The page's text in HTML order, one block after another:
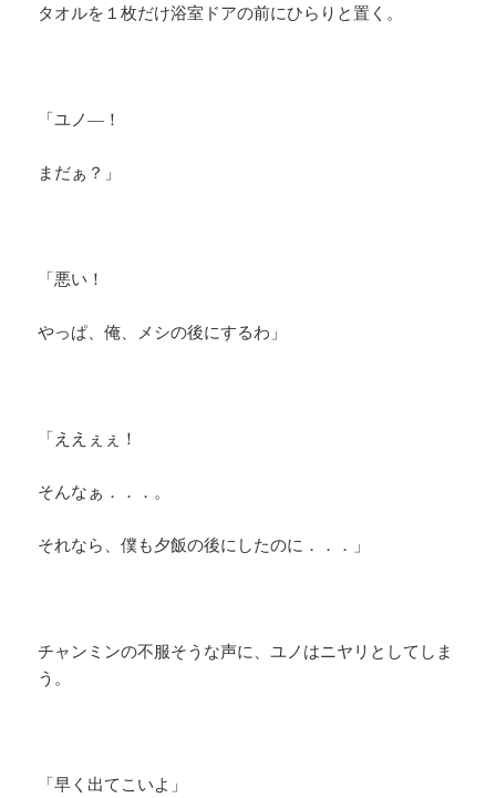
タオルを１枚だけ浴室ドアの前にひらりと置く。
「ユノ―！
まだぁ？」
「悪い！
やっぱ、俺、メシの後にするわ」
「ええぇぇ！
そんなぁ．．．。
それなら、僕も夕飯の後にしたのに．．．」
チャンミンの不服そうな声に、ユノはニヤリとしてしま
う。
「早く出てこいよ」